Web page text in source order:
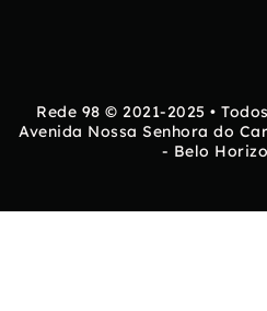
Rede 98 © 2021-2025 •
Avenida Nossa Senhora do
- Belo